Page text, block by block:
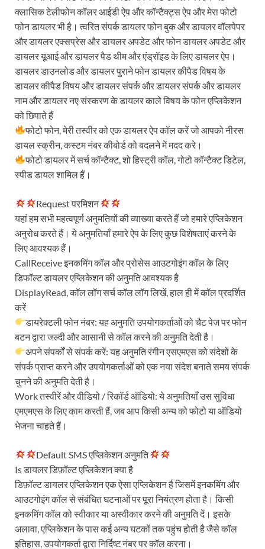
क्लासिक टेलीफोन कॉलर आईडी ऐप और कॉन्टैक्ट्स ऐप और मेरा फोटो
फोन डायलर भी है। त्वरित संपर्क डायलर फोन बुक और डायलर वॉलपेपर
और डायलर एक्सप्रेस और डायलर अपडेट और फोन डायलर अपडेट और
डायलर यूआई और डायलर पैड थीम और एंड्रॉइड के लिए डायलर ऐप।
डायलर डाउनलोड और डायलर पुराने फोन डायलर कीपैड विषय के
डायलर कीपैड विषय और डायलर संपर्क और डायलर संपर्क और डायलर
नाम और डायलर नए संस्करण के डायलर काले विषय के फोन एप्लिकेशन
को छिपाते हैं
फोटो फोन, मेरी तस्वीर को एक डायलर ऐप कॉल करें जो आपको नीरस
डायल स्क्रीन, कस्टम नंबर कीबोर्ड को बदलने में मदद करे।
फोटो डायलर में सर्च कॉन्टैक्ट, शो हिस्ट्री कॉल, गोटो कॉन्टैक्ट डिटेल,
स्पीड डायल शामिल हैं।
Request परमिशन
यहां हम सभी महत्वपूर्ण अनुमतियों की व्याख्या करते हैं जो हमारे एप्लिकेशन
अनुरोध करते हैं। ये अनुमतियाँ हमारे ऐप के लिए कुछ विशेषताएं करने के
लिए आवश्यक हैं।
CallReceive इनकमिंग कॉल और प्रोसेस आउटगोइंग कॉल के लिए
डिफॉल्ट डायलर एप्लिकेशन की अनुमति आवश्यक है
DisplayRead, कॉल लॉग सर्च कॉल लॉग लिखें, हाल ही में कॉल प्रदर्शित
करें
डायरेक्टली फोन नंबर: यह अनुमति उपयोगकर्ताओं को चैट पेज पर फोन
बटन द्वारा जल्दी और आसानी से कॉल करने की अनुमति देती है।
अपने संपर्कों से संपर्क करें: यह अनुमति रंगीन एसएमएस को संदेशों के
संपर्क प्राप्त करने और उपयोगकर्ताओं को एक नया संदेश बनाते समय संपर्क
चुनने की अनुमति देती है।
Work तस्वीरें और वीडियो / रिकॉर्ड ऑडियो: ये अनुमतियाँ उस सुविधा
एमएमएस के लिए काम करती हैं, जब आप किसी अन्य को फोटो या ऑडियो
भेजना चाहते हैं।
Default SMS एप्लिकेशन अनुमति
Is डायलर डिफ़ॉल्ट एप्लिकेशन क्या है
डिफ़ॉल्ट डायलर एप्लिकेशन एक ऐसा एप्लिकेशन है जिसमें इनकमिंग और
आउटगोइंग कॉल से संबंधित घटनाओं पर पूरा नियंत्रण होता है। किसी
इनकमिंग कॉल को स्वीकार या अस्वीकार करने की अनुमति दें। इसके
अलावा, एप्लिकेशन के पास कई अन्य घटकों तक पहुंच होती है जैसे कॉल
इतिहास, उपयोगकर्ता द्वारा निर्दिष्ट नंबर पर कॉल करना।